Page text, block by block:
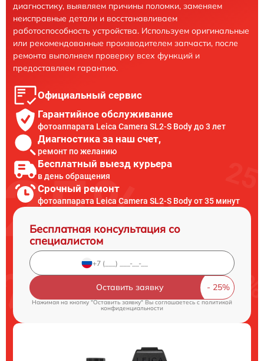
диагностику, выявляем причины поломки, заменяем
неисправные детали и восстанавливаем
работоспособность устройства. Используем оригинальные
или рекомендованные производителем запчасти, после
ремонта выполняем проверку всех функций и
предоставляем гарантию.
Официальный сервис
Гарантийное обслуживание
фотоаппарата Leica Camera SL2-S Body до 3 лет
Диагностика за наш счет,
ремонт по желанию
Бесплатный выезд курьера
в день обращения
Срочный ремонт
фотоаппарата Leica Camera SL2-S Body от 35 минут
Бесплатная консультация со
специалистом
Оставить заявку
Нажимая на кнопку "Оставить заявку" Вы соглашаетесь cполитикой
конфиденциальности